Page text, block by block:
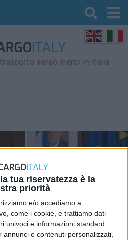
tua riservatezza è la
priorità
e/o accediamo a
come i cookie, e trattiamo dati
univoci e informazioni standard
annunci e contenuti personalizzati,
aereo merci in Italia